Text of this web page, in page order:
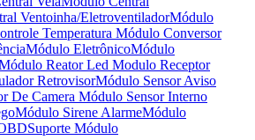
Ventoinha/EletroventiladorMódulo
Temperatura Módulo Conversor
Módulo EletrônicoMódulo
Reator Led Modulo Receptor
RetrovisorMódulo Sensor Aviso
De Camera Módulo Sensor Interno
Módulo Sirene AlarmeMódulo
Suporte Módulo